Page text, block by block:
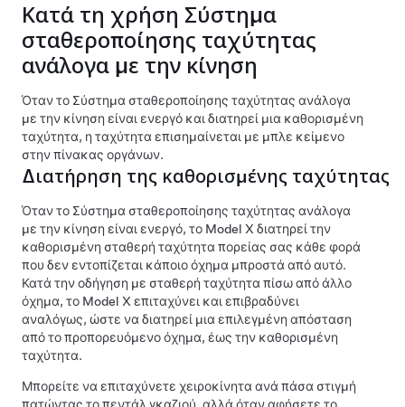
Κατά τη χρήση Σύστημα
σταθεροποίησης ταχύτητας
ανάλογα με την κίνηση
Όταν το Σύστημα σταθεροποίησης ταχύτητας ανάλογα
με την κίνηση είναι ενεργό και διατηρεί μια καθορισμένη
ταχύτητα, η ταχύτητα επισημαίνεται με μπλε κείμενο
στηνπίνακας οργάνων.
Διατήρηση της καθορισμένης ταχύτητας
Όταν το Σύστημα σταθεροποίησης ταχύτητας ανάλογα
με την κίνηση είναι ενεργό, το Model X διατηρεί την
καθορισμένη σταθερή ταχύτητα πορείας σας κάθε φορά
που δεν εντοπίζεται κάποιο όχημα μπροστά από αυτό.
Κατά την οδήγηση με σταθερή ταχύτητα πίσω από άλλο
όχημα, το Model X επιταχύνει και επιβραδύνει
αναλόγως, ώστε να διατηρεί μια επιλεγμένη απόσταση
από το προπορευόμενο όχημα, έως την καθορισμένη
ταχύτητα.
Μπορείτε να επιταχύνετε χειροκίνητα ανά πάσα στιγμή
πατώντας το πεντάλ γκαζιού, αλλά όταν αφήσετε το